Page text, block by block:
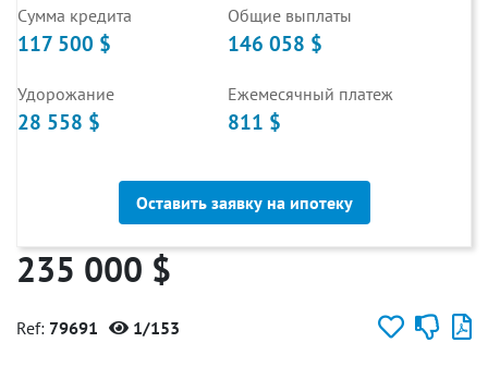
Cумма кредита
117 500 $
Общие выплаты
146 058 $
Удорожание
28 558 $
Ежемесячный платеж
811 $
Оставить заявку на ипотеку
235 000 $
Ref: 79691 1/153